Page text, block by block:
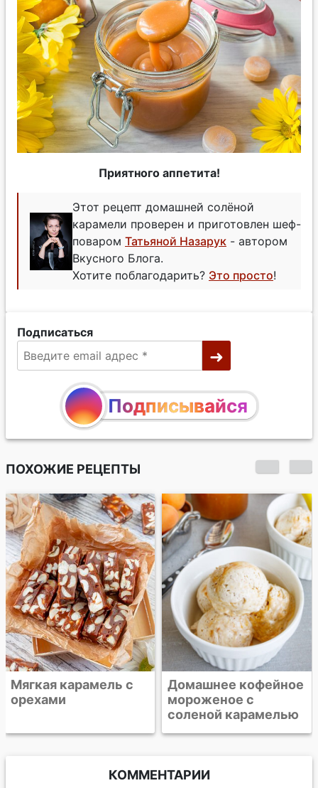
Приятного аппетита!
Этот рецепт домашней солёной
карамели проверен и приготовлен шеф-
поваром Татьяной Назарук - автором
Вкусного Блога.
Хотите поблагодарить? Это просто!
Подписаться
Подписывайся
ПОХОЖИЕ РЕЦЕПТЫ
Домашнее кофейное
мороженое с
Мягкая шоколадная
карамель
КОММЕНТАРИИ